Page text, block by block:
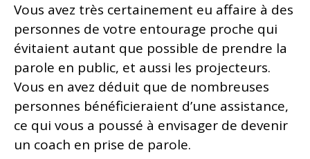
Vous avez très certainement eu affaire à des
personnes de votre entourage proche qui
évitaient autant que possible de prendre la
parole en public, et aussi les projecteurs.
Vous en avez déduit que de nombreuses
personnes bénéficieraient d’une assistance,
ce qui vous a poussé à envisager de devenir
un coach en prise de parole.